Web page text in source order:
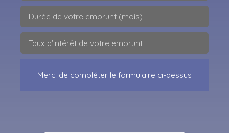
Durée de votre emprunt (mois)
Taux d'intérêt de votre emprunt
Merci de compléter le formulaire ci-dessus